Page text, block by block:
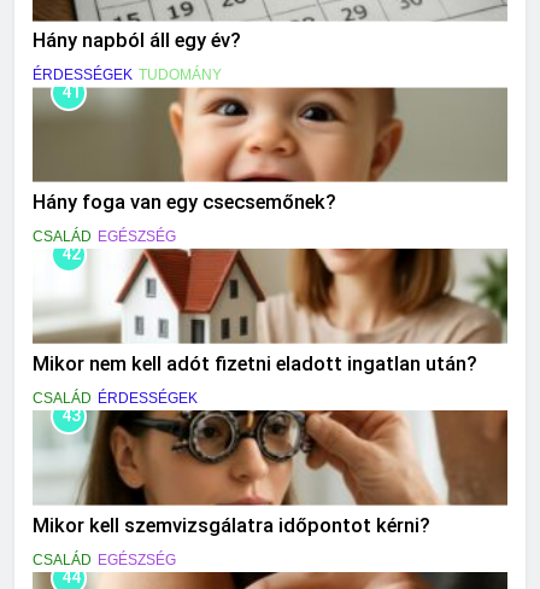
Hány napból áll egy év?
ÉRDESSÉGEK TUDOMÁNY
41
Hány foga van egy csecsemőnek?
CSALÁD EGÉSZSÉG
42
Mikor nem kell adót fizetni eladott ingatlan után?
CSALÁD ÉRDESSÉGEK
43
Mikor kell szemvizsgálatra időpontot kérni?
CSALÁD EGÉSZSÉG
44